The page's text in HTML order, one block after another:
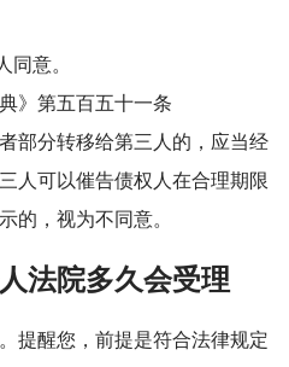
意。
第五百五十一条
分转移给第三人的，应当经
人可以催告债权人在合理期限
的，视为不同意。
院多久会受理
醒您，前提是符合法律规定